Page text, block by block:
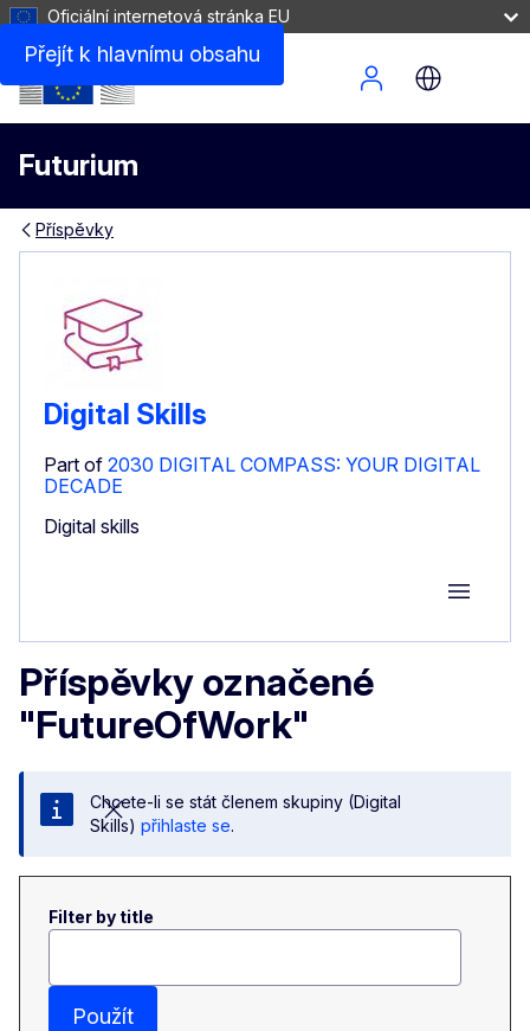
Přejít k hlavnímu obsahu
Oficiální internetová stránka EU
Futurium
Site Menu
Příspěvky
Digital Skills
Part of 2030 DIGITAL COMPASS: YOUR DIGITAL
DECADE
Digital skills
Group
Příspěvky označené
"FutureOfWork"
Chcete-li se stát členem skupiny (Digital
Skills) přihlaste se.
Filter by title
Použít